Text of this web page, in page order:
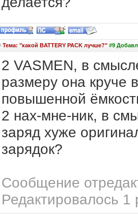
Тема: "какой BATTERY PACK лучше?"#9
2 VASMEN, в
размеру она круче
повышенной
2 нах-мне-ник, в
заряд хуже
зарядок?
Сообщение
Редактировалось 1